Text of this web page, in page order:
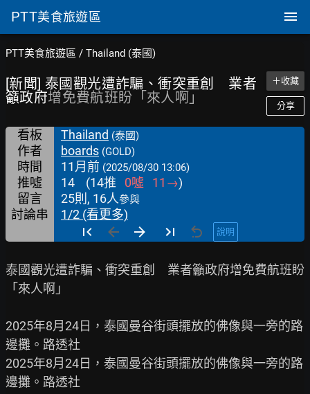
PTT美食旅遊區
PTT美食旅遊區 / Thailand (泰國)
[新聞] 泰國觀光遭詐騙、衝突重創 業者
籲政府增免費航班盼「來人啊」
＋收藏
分享
看板 Thailand (泰國)
作者 boards (GOLD)
時間 11月前 (2025/08/30 13:06)
推噓 14 (14推 0噓 11 →)
留言
25則, 16人參與
討論串 1/2 (看更多)
說明
泰國觀光遭詐騙、衝突重創　業者籲政府增免費航班盼
「來人啊」
2025年8月24日，泰國曼谷街頭擺放的佛像與一旁的路
邊攤。路透社
2025年8月24日，泰國曼谷街頭擺放的佛像與一旁的路
邊攤。路透社